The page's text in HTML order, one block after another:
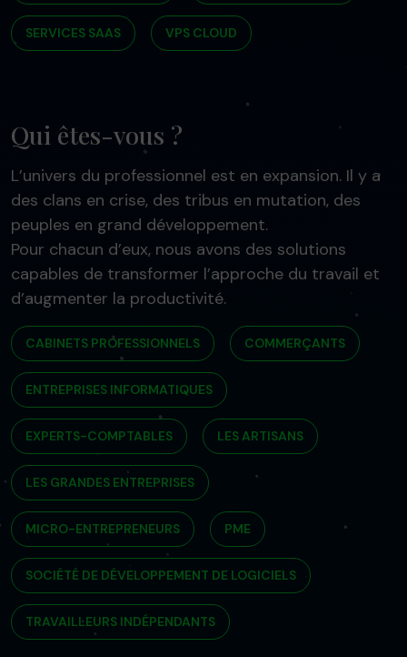
SERVICES SAAS VPS CLOUD
CABINETS PROFESSIONNELS COMMERÇANTS
ENTREPRISES INFORMATIQUES
EXPERTS-COMPTABLES LES ARTISANS
LES GRANDES ENTREPRISES
MICRO-ENTREPRENEURS PME
SOCIÉTÉ DE DÉVELOPPEMENT DE LOGICIELS
TRAVAILLEURS INDÉPENDANTS
Qui êtes-vous ?
L’univers du professionnel est en expansion. Il y a
des clans en crise, des tribus en mutation, des
peuples en grand développement.
Pour chacun d’eux, nous avons des solutions
capables de transformer l’approche du travail et
d’augmenter la productivité.